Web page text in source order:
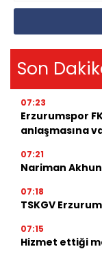
Son
07:23
Erzurumspor
anlaşmasına
07:21
Nariman
07:18
TSKGV
07:15
Hizmet ettiği